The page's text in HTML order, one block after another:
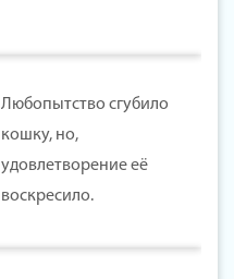
Любопытство сгубило
кошку, но,
удовлетворение её
воскресило.